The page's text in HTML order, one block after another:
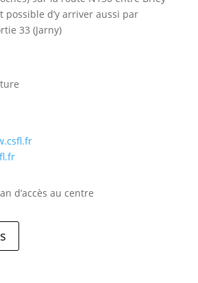
possible d’y arriver aussi par
33 (Jarny)
d’accès au centre